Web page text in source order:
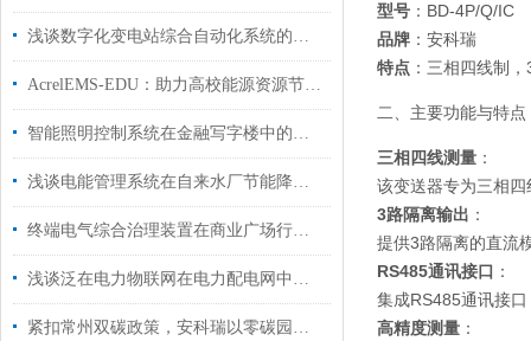
浅谈数字化变电站综合自动化系统的发展
AcrelEMS-EDU：助力高校能源资源节约工作开展
智能照明控制系统在金融写字楼中的应用
浅谈电能管理系统在自来水厂节能降耗中的应用
终端电气综合治理装置在商业广场行业中的应用
浅谈泛在电力物联网在电力配电网中的应用
紧扣常州双碳政策，安科瑞以零碳园区方案赋能绿色产业发展
型号 ：BD-4P/Q/IC
品牌 ：安科瑞
特点 ：三相四线制
二、主要功能与特点
三相四线测量 ：
该变送器专为三相
3路隔离输出 ：
提供3路隔离的直流
RS485通讯接口 ：
集成RS485通讯接
高精度测量 ：